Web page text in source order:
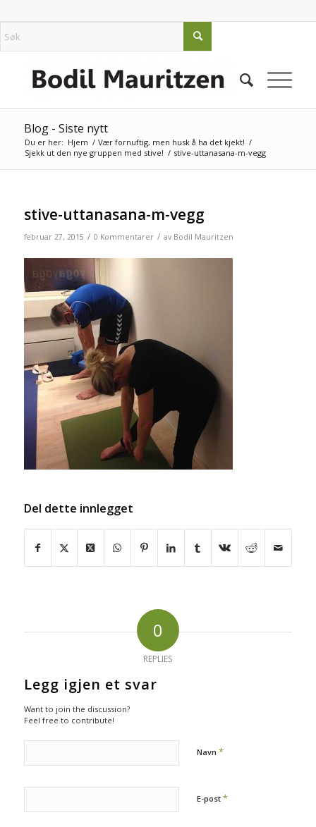
Blog - Siste nytt
Du er her: Hjem / Vær fornuftig, men husk å ha det kjekt! /
Sjekk ut den nye gruppen med stive! / stive-uttanasana-m-vegg
stive-uttanasana-m-vegg
februar 27, 2015 / 0 Kommentarer / av Bodil Mauritzen
Del dette innlegget
0
REPLIES
Legg igjen et svar
Want to join the discussion?
Feel free to contribute!
Navn *
E-post *